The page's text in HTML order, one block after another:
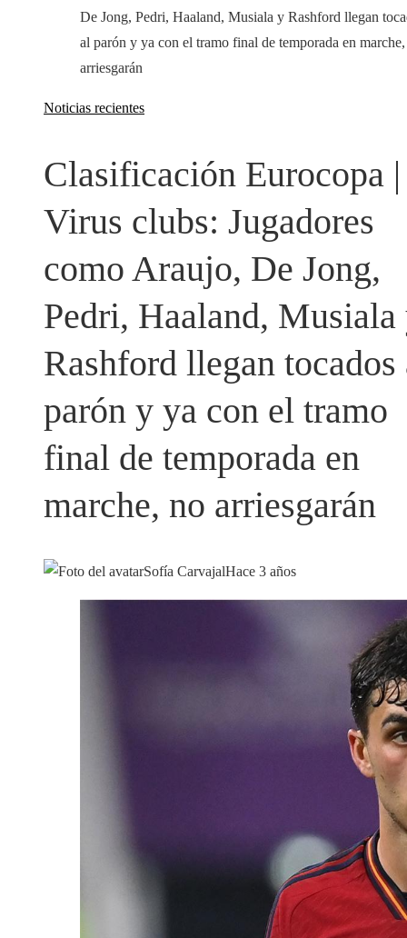
De Jong, Pedri, Haaland, Musiala y Rashford llegan
al parón y ya con el tramo final de temporada en
arriesgarán
Noticias recientes
Clasificación Eurocopa |
Virus clubs: Jugadores
como Araujo, De Jong,
Pedri, Haaland, Musiala
Rashford llegan tocados
parón y ya con el tramo
final de temporada en
marche, no arriesgarán
Sofía CarvajalHace 3 años